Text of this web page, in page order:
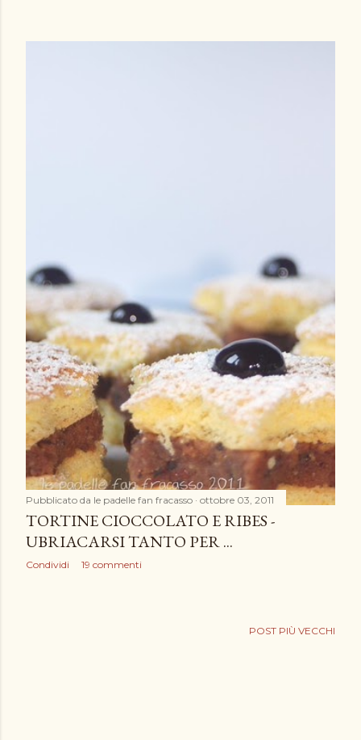
Pubblicato da le padelle fan fracasso ottobre 03, 2011
TORTINE CIOCCOLATO E RIBES -
UBRIACARSI TANTO PER ...
Condividi 19 commenti
POST PIÙ VECCHI